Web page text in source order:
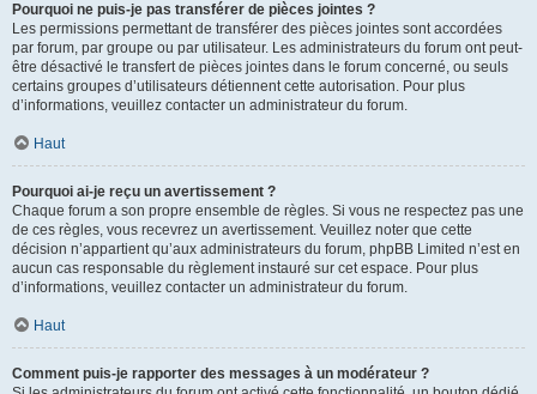
Pourquoi ne puis-je pas transférer de pièces jointes ?
Les permissions permettant de transférer des pièces jointes sont accordées
par forum, par groupe ou par utilisateur. Les administrateurs du forum ont peut-
être désactivé le transfert de pièces jointes dans le forum concerné, ou seuls
certains groupes d’utilisateurs détiennent cette autorisation. Pour plus
d’informations, veuillez contacter un administrateur du forum.
Haut
Pourquoi ai-je reçu un avertissement ?
Chaque forum a son propre ensemble de règles. Si vous ne respectez pas une
de ces règles, vous recevrez un avertissement. Veuillez noter que cette
décision n’appartient qu’aux administrateurs du forum, phpBB Limited n’est en
aucun cas responsable du règlement instauré sur cet espace. Pour plus
d’informations, veuillez contacter un administrateur du forum.
Haut
Comment puis-je rapporter des messages à un modérateur ?